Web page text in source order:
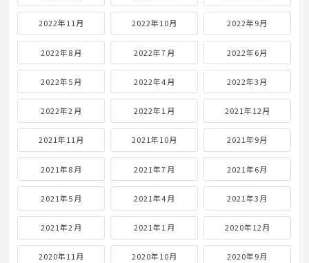
2022年11月 2022年10月 2022年9月
2022年8月 2022年7月 2022年6月
2022年5月 2022年4月 2022年3月
2022年2月 2022年1月 2021年12月
2021年11月 2021年10月 2021年9月
2021年8月 2021年7月 2021年6月
2021年5月 2021年4月 2021年3月
2021年2月 2021年1月 2020年12月
2020年11月 2020年10月 2020年9月